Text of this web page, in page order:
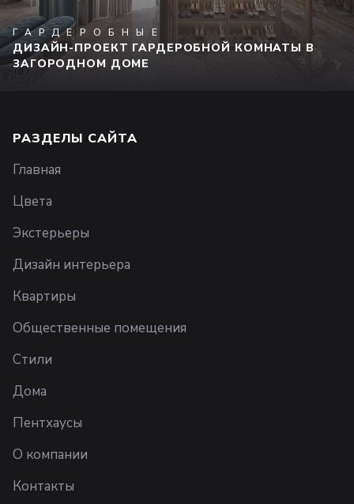
ГАРДЕРОБНЫЕ
ДИЗАЙН-ПРОЕКТ ГАРДЕРОБНОЙ КОМНАТЫ В
ЗАГОРОДНОМ ДОМЕ
РАЗДЕЛЫ САЙТА
Главная
Цвета
Экстерьеры
Дизайн интерьера
Квартиры
Общественные помещения
Стили
Дома
Пентхаусы
О компании
Контакты